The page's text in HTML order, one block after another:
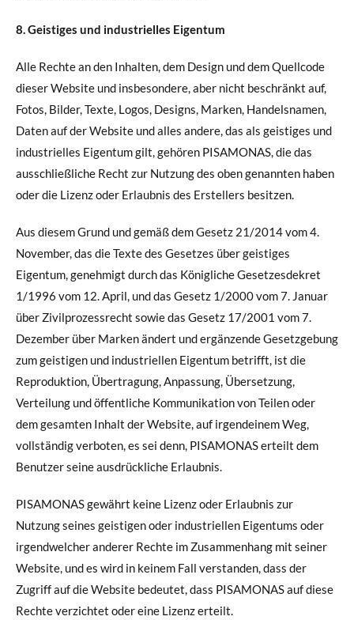
8. Geistiges und industrielles Eigentum
Alle Rechte an den Inhalten, dem Design und dem Quellcode
dieser Website und insbesondere, aber nicht beschränkt auf,
Fotos, Bilder, Texte, Logos, Designs, Marken, Handelsnamen,
Daten auf der Website und alles andere, das als geistiges und
industrielles Eigentum gilt, gehören PISAMONAS, die das
ausschließliche Recht zur Nutzung des oben genannten haben
oder die Lizenz oder Erlaubnis des Erstellers besitzen.
Aus diesem Grund und gemäß dem Gesetz 21/2014 vom 4.
November, das die Texte des Gesetzes über geistiges
Eigentum, genehmigt durch das Königliche Gesetzesdekret
1/1996 vom 12. April, und das Gesetz 1/2000 vom 7. Januar
über Zivilprozessrecht sowie das Gesetz 17/2001 vom 7.
Dezember über Marken ändert und ergänzende Gesetzgebung
zum geistigen und industriellen Eigentum betrifft, ist die
Reproduktion, Übertragung, Anpassung, Übersetzung,
Verteilung und öffentliche Kommunikation von Teilen oder
dem gesamten Inhalt der Website, auf irgendeinem Weg,
vollständig verboten, es sei denn, PISAMONAS erteilt dem
Benutzer seine ausdrückliche Erlaubnis.
PISAMONAS gewährt keine Lizenz oder Erlaubnis zur
Nutzung seines geistigen oder industriellen Eigentums oder
irgendwelcher anderer Rechte im Zusammenhang mit seiner
Website, und es wird in keinem Fall verstanden, dass der
Zugriff auf die Website bedeutet, dass PISAMONAS auf diese
Rechte verzichtet oder eine Lizenz erteilt.